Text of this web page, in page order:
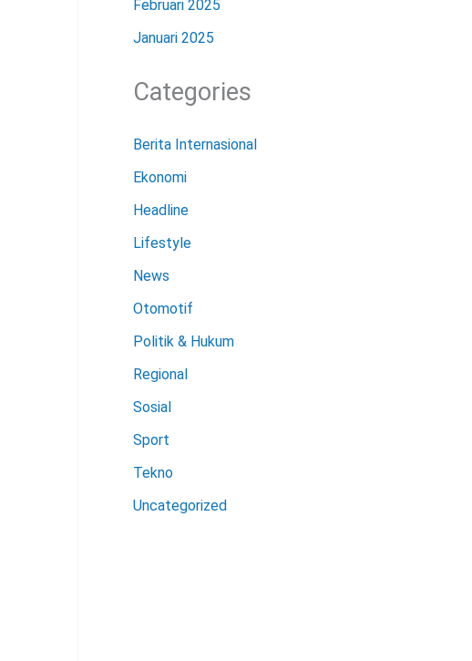
Februari 2025
Januari 2025
Categories
Berita Internasional
Ekonomi
Headline
Lifestyle
News
Otomotif
Politik & Hukum
Regional
Sosial
Sport
Tekno
Uncategorized